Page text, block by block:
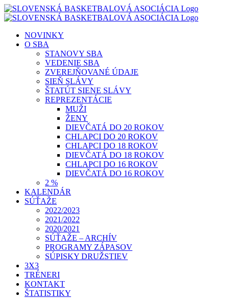
Skip
to
NOVINKY
O SBA
STANOVY SBA
VEDENIE SBA
ZVEREJŇOVANÉ ÚDAJE
SIEŇ SLÁVY
ŠTATÚT SIENE SLÁVY
REPREZENTÁCIE
MUŽI
ŽENY
DIEVČATÁ DO 20 ROKOV
CHLAPCI DO 20 ROKOV
CHLAPCI DO 18 ROKOV
DIEVČATÁ DO 18 ROKOV
CHLAPCI DO 16 ROKOV
DIEVČATÁ DO 16 ROKOV
2 %
KALENDÁR
SÚŤAŽE
2022/2023
2021/2022
2020/2021
SÚŤAŽE – ARCHÍV
PROGRAMY ZÁPASOV
SÚPISKY DRUŽSTIEV
3X3
TRÉNERI
KONTAKT
ŠTATISTIKY